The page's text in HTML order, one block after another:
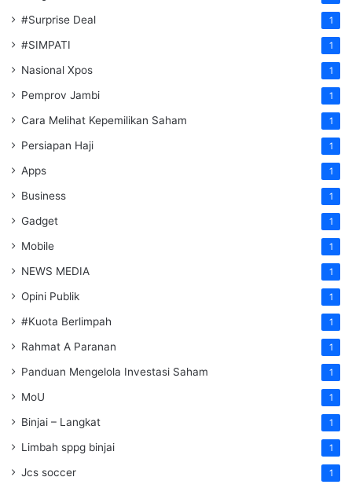
#Surprise Deal 1
#SIMPATI 1
Nasional Xpos 1
Pemprov Jambi 1
Cara Melihat Kepemilikan Saham 1
Persiapan Haji 1
Apps 1
Business 1
Gadget 1
Mobile 1
NEWS MEDIA 1
Opini Publik 1
#Kuota Berlimpah 1
Rahmat A Paranan 1
Panduan Mengelola Investasi Saham 1
MoU 1
Binjai – Langkat 1
Limbah sppg binjai 1
Jcs soccer 1